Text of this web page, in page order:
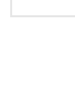
飼い主さん：